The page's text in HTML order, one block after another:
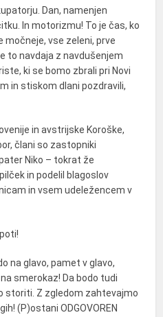
Dan, namenjen
In motorizmu! To je čas, ko
močneje, vse zeleni, prve
to navdaja z navdušenjem
ki se bomo zbrali pri Novi
in stiskom dlani pozdravili,
in avstrijske Koroške,
člani so zastopniki
Niko – tokrat že
in podelil blagoslov
in vsem udeležencem v
na glavo, pamet v glavo,
smerokaz! Da bodo tudi
storiti. Z zgledom zahtevajmo
(P)ostani ODGOVOREN